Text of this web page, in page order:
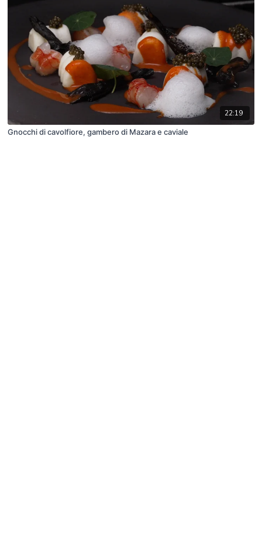
22:19
Gnocchi di cavolfiore, gambero di Mazara e caviale